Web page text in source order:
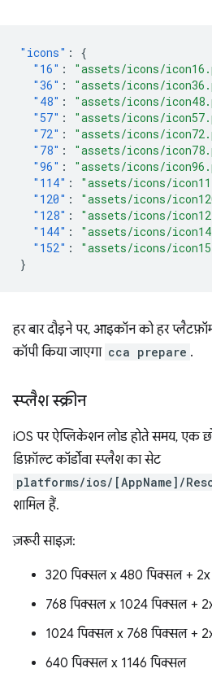
"icons" :
{
"16" : "assets/icons/
"36" : "assets/icons/
"48" : "assets/icons/
"57" : "assets/icons/
"72" : "assets/icons/
"78" : "assets/icons/
"96" : "assets/icons/
"114" : "assets/icons/
"120" : "assets/icons/
"128" : "assets/icons/
"144" : "assets/icons/
"152" :
"assets/icons/
}
हर बार दौड़ने पर, आइकॉन को हर
कॉपी किया जाएगा cca prepare .
स्प्लैश स्क्रीन
iOS पर ऐप्लिकेशन लोड होते समय, एक
डिफ़ॉल्ट कॉर्डोवा स्प्लैश का सेट
platforms/ios/[AppName]/
शामिल हैं.
ज़रूरी साइज़:
320 पिक्सल x 480 पिक्सल + 2x
768 पिक्सल x 1024 पिक्सल + 2x
1024 पिक्सल x 768 पिक्सल +
640 पिक्सल x 1146 पिक्सल